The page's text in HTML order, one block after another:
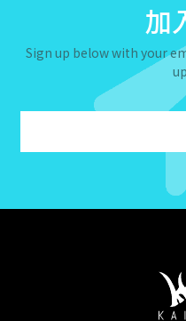
加
Sign up below with your